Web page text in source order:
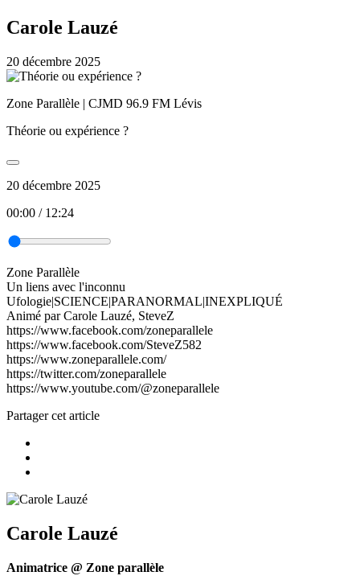
Carole Lauzé
20 décembre 2025
Zone Parallèle | CJMD 96.9 FM Lévis
Théorie ou expérience ?
20 décembre 2025
00:00 / 12:24
Zone Parallèle
Un liens avec l'inconnu
Ufologie|SCIENCE|PARANORMAL|INEXPLIQUÉ
Animé par Carole Lauzé, SteveZ
https://www.facebook.com/zoneparallele
https://www.facebook.com/SteveZ582
https://www.zoneparallele.com/
https://twitter.com/zoneparallele
https://www.youtube.com/@zoneparallele
Partager cet article
Carole Lauzé
Animatrice @ Zone parallèle